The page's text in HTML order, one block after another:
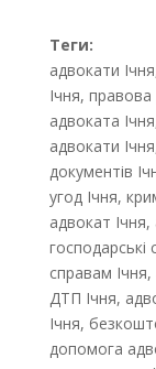
Теги:
адвокати
Ічня,
адвоката
адвокати
документів
угод Ічня,
адвокат Ічня,
господарські
справам
ДТП Ічня,
Ічня,
допомога